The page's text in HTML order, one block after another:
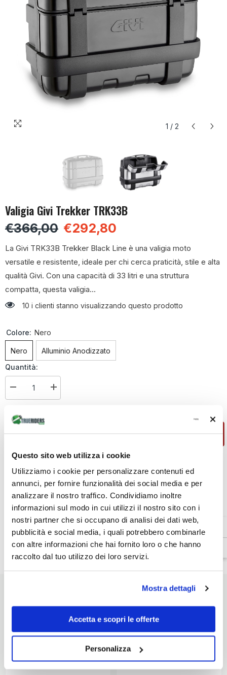
Questo sito web utilizza i cookie
Utilizziamo i cookie per personalizzare contenuti ed
annunci, per fornire funzionalità dei social media e per
analizzare il nostro traffico. Condividiamo inoltre
informazioni sul modo in cui utilizzi il nostro sito con i
nostri partner che si occupano di analisi dei dati web,
pubblicità e social media, i quali potrebbero combinarle
con altre informazioni che hai fornito loro o che hanno
raccolto dal tuo utilizzo dei loro servizi.
Mostra dettagli
Accetta e scopri le offerte
Personalizza
1 / 2
Valigia Givi Trekker TRK33B
€366,00 €292,80
La Givi TRK33B Trekker Black Line è una valigia moto
versatile e resistente, ideale per chi cerca praticità, stile e alta
qualità Givi. Con una capacità di 33 litri e una struttura
compatta, questa valigia...
10 i clienti stanno visualizzando questo prodotto
Colore: Nero
Nero
Alluminio Anodizzato
Quantità:
Diminuire
la
per
Valigia
Aumenta
la
Venditore:
Givi
SKU:
TRK33B
Disponibilità:
In magazzino
Tipo di prodotto:
Valigie da moto
Dettagli prodotto
POTREBBE INTERESSARTI